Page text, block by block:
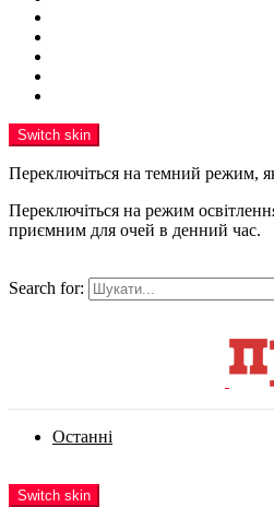
Switch skin
Переключіться на темний режим,
Переключіться на режим
приємним для очей в денний час.
Search for:
Останні
Switch skin